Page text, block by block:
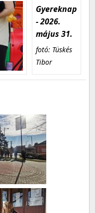
Gyereknap
- 2026.
május 31.
fotó: Tüskés
Tibor